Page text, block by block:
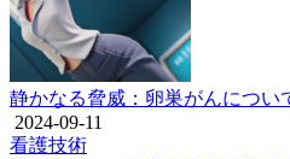
静かなる脅威：卵巣がんについ
2024-09-11
看護技術